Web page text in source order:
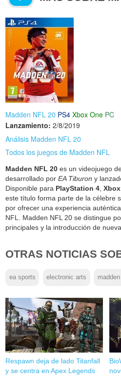
Madden NFL 20 PS4 Xbox One PC
Lanzamiento: 2/8/2019
Análisis Madden NFL 20
Todos los juegos de Madden NFL
Madden NFL 20 es un videojuego
desarrollado porEA Tiburon y
Disponible para PlayStation 4 ,
este título forma parte de la célebre
por ofrecer una experiencia
NFL. Madden NFL 20 se distingue
principales y la introducción de
OTRAS NOTICIAS
ea sports electronic arts
Respawn deja de lado Titanfall
y se centra en Apex Legends